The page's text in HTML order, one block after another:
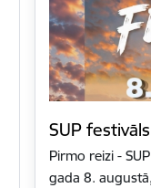
SUP
Pirmo reizi -
gada 8.